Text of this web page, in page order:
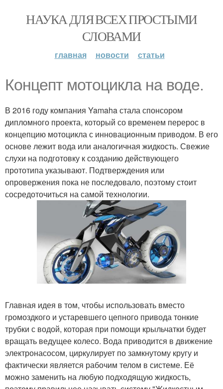
НАУКА ДЛЯ ВСЕХ ПРОСТЫМИ
СЛОВАМИ
главная новости статьи
Концепт мотоцикла на воде.
В 2016 году компания Yamaha стала спонсором
дипломного проекта, который со временем перерос в
концепцию мотоцикла с инновационным приводом. В его
основе лежит вода или аналогичная жидкость. Свежие
слухи на подготовку к созданию действующего
прототипа указывают. Подтверждения или
опровержения пока не последовало, поэтому стоит
сосредоточиться на самой технологии.
Главная идея в том, чтобы использовать вместо
громоздкого и устаревшего цепного привода тонкие
трубки с водой, которая при помощи крыльчатки будет
вращать ведущее колесо. Вода приводится в движение
электронасосом, циркулирует по замкнутому кругу и
фактически является рабочим телом в системе. Её
можно заменить на любую подходящую жидкость,